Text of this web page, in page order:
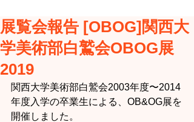
展覧会報告 [OBOG]関西大
学美術部白鷲会OBOG展
2019
関西大学美術部白鷲会2003年度〜2014
年度入学の卒業生による、OB&OG展を
開催しました。